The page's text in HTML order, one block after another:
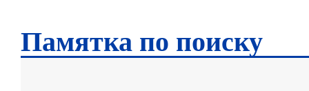
Памятка по поиску